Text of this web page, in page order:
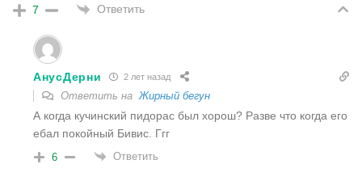
7 Ответить
АнусДерни 2 лет назад
Ответить на Жирный бегун
А когда кучинский пидорас был хорош? Разве что когда его
ебал покойный Бивис. Ггг
6 Ответить